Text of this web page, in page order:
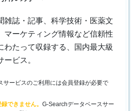
雑誌・記事、科学技術・医薬文
マーケティング情報など信頼性
わたって収録する、国内最大級
ビス。
サービスのご利用には会員登録が必要で
できません。 G-Searchデータベースサー